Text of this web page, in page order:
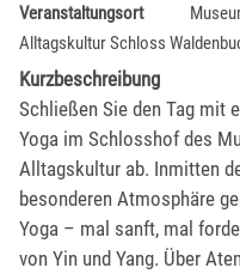
Veranstaltungsort
Alltagskultur Schloss
Kurzbeschreibung
Schließen Sie den Tag mit
Yoga im Schlosshof des
Alltagskultur ab. Inmitten
besonderen Atmosphäre
Yoga – mal sanft, mal
von Yin und Yang. Über